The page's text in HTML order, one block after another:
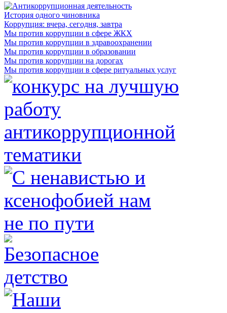
История одного чиновника
Коррупция: вчера, сегодня, завтра
Мы против коррупции в сфере ЖКХ
Мы против коррупции в здравоохранении
Мы против коррупции в образовании
Мы против коррупции на дорогах
Мы против коррупции в сфере ритуальных услуг